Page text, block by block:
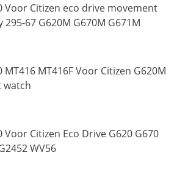
Voor Citizen eco drive movement
67 G620M G670M G671M
MT416 MT416F Voor Citizen G620M
watch
Voor Citizen Eco Drive G620 G670
WV56